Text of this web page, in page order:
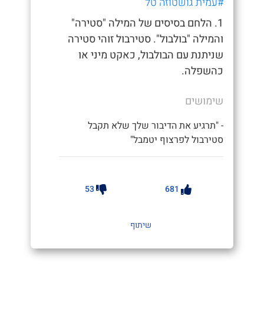
1. הלחם בסיסים של המילה "סטירה"
והמילה "בולבול". סטירבול זוהי סטירה
שניתנת עם הבולבול, כאקט מיני או
כהשפלה.
שימושים
- "תרגיע את הדיבור שלך שלא תקבל
סטירבול לפרצוף יטמבל"
681
53
שיתוף